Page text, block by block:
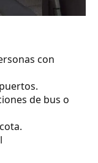
con
de bus o